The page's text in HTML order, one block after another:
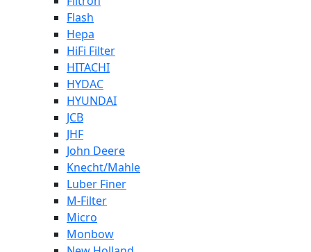
Flash
Hepa
HiFi Filter
HITACHI
HYDAC
HYUNDAI
JCB
JHF
John Deere
Knecht/Mahle
Luber Finer
M-Filter
Micro
Monbow